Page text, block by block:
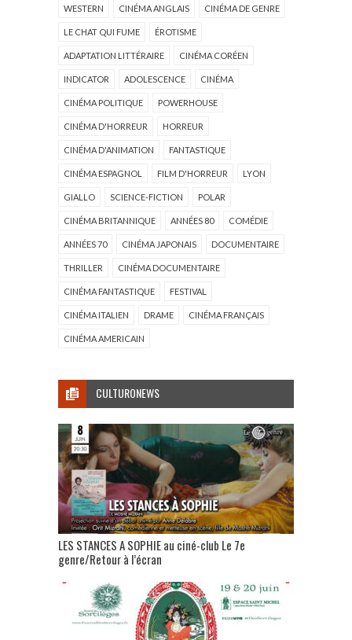
WESTERN CINÉMA ANGLAIS CINÉMA DE GENRE
LE CHAT QUI FUME ÉROTISME
ADAPTATION LITTÉRAIRE CINÉMA CORÉEN
INDICATOR ADOLESCENCE CINÉMA
CINÉMA POLITIQUE POWERHOUSE
CINÉMA D'HORREUR HORREUR
CINÉMA D'ANIMATION FANTASTIQUE
CINÉMA ESPAGNOL FILM D'HORREUR LYON
GIALLO SCIENCE-FICTION POLAR
CINÉMA BRITANNIQUE ANNÉES 80 COMÉDIE
ANNÉES 70 CINÉMA JAPONAIS DOCUMENTAIRE
THRILLER CINÉMA DOCUMENTAIRE
CINÉMA FANTASTIQUE FESTIVAL
CINÉMA ITALIEN DRAME CINÉMA FRANÇAIS
CINÉMA AMERICAIN
CULTURONEWS
LES STANCES A SOPHIE au ciné-club Le 7e
genre/Retour à l’écran